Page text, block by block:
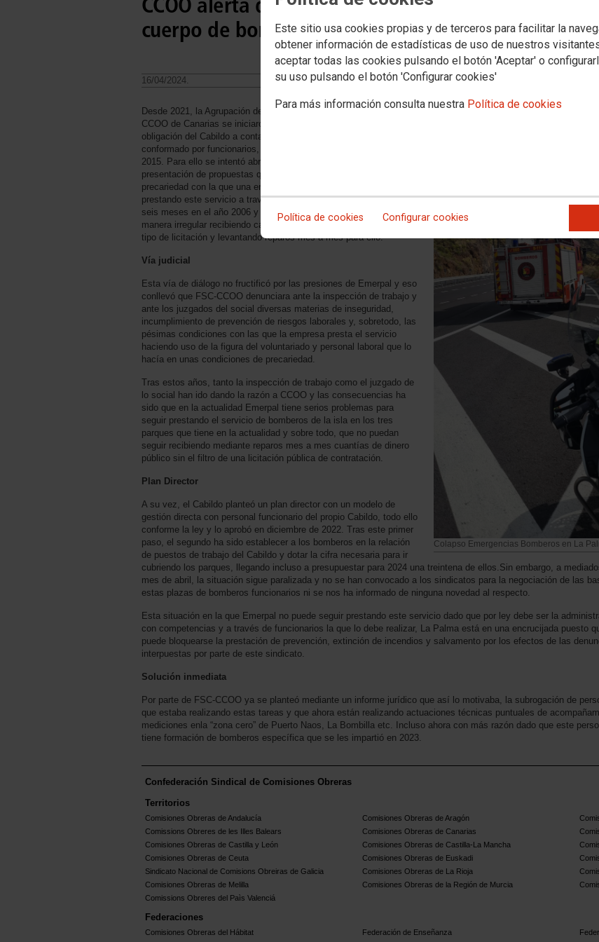
Este sitio usa cookies propias y de terceros para facilitar la
obtener información de estadísticas de uso de nuestros
aceptar todas las cookies pulsando el botón 'Aceptar' o
su uso pulsando el botón 'Configurar cookies'
Para más información consulta nuestra Política de cookies
Política de cookies Configurar cookies
CCOO alerta de un colapso de emergencias en La
cuerpo de bomberos profesional
16/04/2024.
Colapso Emergencias Bomberos en La
Desde 2021, la Agrupación de Bomberas y Bomberos de la FSC-
CCOO de Canarias se iniciaron acciones con el fin de promover la
obligación del Cabildo a contar con un cuerpo de bomberos propios
conformado por funcionarios, dado que así les obliga la ley desde
2015. Para ello se intentó abrir opciones mediante el diálogo y la
presentación de propuestas que evitaran la judicialización de la
precariedad con la que una empresa llamada Emerpal estaba
prestando este servicio a través de un contrato de urgencia para
seis meses en el año 2006 y que aun sigue prorrogándose de
manera irregular recibiendo casi un millón de euros al año sin ningún
tipo de licitación y levantando reparos mes a mes para ello.
Vía judicial
Esta vía de diálogo no fructificó por las presiones de Emerpal y eso
conllevó que FSC-CCOO denunciara ante la inspección de trabajo y
ante los juzgados del social diversas materias de inseguridad,
incumplimiento de prevención de riesgos laborales y, sobretodo, las
pésimas condiciones con las que la empresa presta el servicio
haciendo uso de la figura del voluntariado y personal laboral que lo
hacía en unas condiciones de precariedad.
Tras estos años, tanto la inspección de trabajo como el juzgado de
lo social han ido dando la razón a CCOO y las consecuencias ha
sido que en la actualidad Emerpal tiene serios problemas para
seguir prestando el servicio de bomberos de la isla en los tres
parques que tiene en la actualidad y sobre todo, que no puedan
seguir recibiendo mediante reparos mes a mes cuantías de dinero
público sin el filtro de una licitación pública de contratación.
Plan Director
A su vez, el Cabildo planteó un plan director con un modelo de
gestión directa con personal funcionario del propio Cabildo, todo ello
conforme la ley y lo aprobó en diciembre de 2022. Tras este primer
paso, el segundo ha sido establecer a los bomberos en la relación
de puestos de trabajo del Cabildo y dotar la cifra necesaria para ir
cubriendo los parques, llegando incluso a presupuestar para 2024 una treintena de ellos.Sin embargo, a
mes de abril, la situación sigue paralizada y no se han convocado a los sindicatos para la negociación de las
estas plazas de bomberos funcionarios ni se nos ha informado de ninguna novedad al respecto.
Esta situación en la que Emerpal no puede seguir prestando este servicio dado que por ley debe ser la
con competencias y a través de funcionarios la que lo debe realizar, La Palma está en una encrucijada puesto
puede bloquearse la prestación de prevención, extinción de incendios y salvamento por los efectos de las
interpuestas por parte de este sindicato.
Solución inmediata
Por parte de FSC-CCOO ya se planteó mediante un informe jurídico que así lo motivaba, la subrogación de
que estaba realizando estas tareas y que ahora están realizando actuaciones técnicas puntuales de
mediciones enla “zona cero” de Puerto Naos, La Bombilla etc. Incluso ahora con más razón dado que este
tiene formación de bomberos específica que se les impartió en 2023.
Confederación Sindical de Comisiones Obreras
Territorios
Comisiones Obreras de Andalucía Comisiones Obreras de Aragón
Comissions Obreres de les Illes Balears
Comisiones Obreras de Canarias
Comisiones Obreras de Castilla y León
Comisiones Obreras de Castilla-La Mancha
Comisiones Obreras de Ceuta
Comisiones Obreras de Euskadi
Sindicato Nacional de Comisions Obreiras de Galicia
Comisiones Obreras de La Rioja
Comisiones Obreras de Melilla
Comisiones Obreras de la Región de Murcia
Comissions Obreres del Paìs Valenciá
Federaciones
Comisiones Obreras del Hábitat Federación de Enseñanza